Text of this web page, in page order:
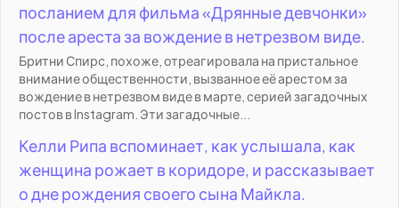
посланием для фильма «Дрянные девчонки»
после ареста за вождение в нетрезвом виде.
Бритни Спирс, похоже, отреагировала на пристальное
внимание общественности, вызванное её арестом за
вождение в нетрезвом виде в марте, серией загадочных
постов в Instagram. Эти загадочные...
Келли Рипа вспоминает, как услышала, как
женщина рожает в коридоре, и рассказывает
о дне рождения своего сына Майкла.